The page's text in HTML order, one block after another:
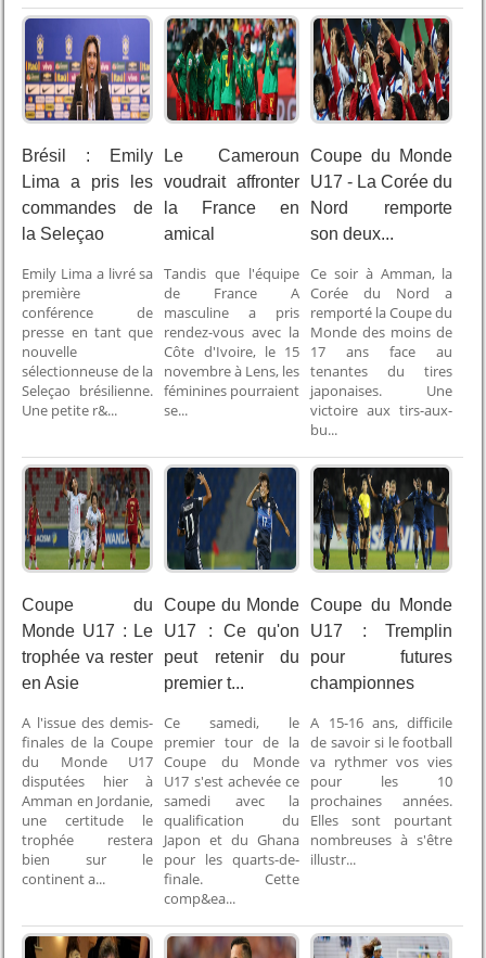
Brésil : Emily
Lima a pris les
commandes de
la Seleçao
Emily Lima a livré sa
première
conférence de
presse en tant que
nouvelle
sélectionneuse de la
Seleçao brésilienne.
Une petite r&...
Le Cameroun
voudrait affronter
la France en
amical
Tandis que l'équipe
de France A
masculine a pris
rendez-vous avec la
Côte d'Ivoire, le 15
novembre à Lens, les
féminines pourraient
se...
Coupe du Monde
U17 - La Corée du
Nord remporte
son deux...
Ce soir à Amman, la
Corée du Nord a
remporté la Coupe du
Monde des moins de
17 ans face au
tenantes du tires
japonaises. Une
victoire aux tirs-aux-
bu...
Coupe du
Monde U17 : Le
trophée va rester
en Asie
A l'issue des demis-
finales de la Coupe
du Monde U17
disputées hier à
Amman en Jordanie,
une certitude le
trophée restera
bien sur le
continent a...
Coupe du Monde
U17 : Ce qu'on
peut retenir du
premier t...
Ce samedi, le
premier tour de la
Coupe du Monde
U17 s'est achevée ce
samedi avec la
qualification du
Japon et du Ghana
pour les quarts-de-
finale. Cette
comp&ea...
Coupe du Monde
U17 : Tremplin
pour futures
championnes
A 15-16 ans, difficile
de savoir si le football
va rythmer vos vies
pour les 10
prochaines années.
Elles sont pourtant
nombreuses à s'être
illustr...